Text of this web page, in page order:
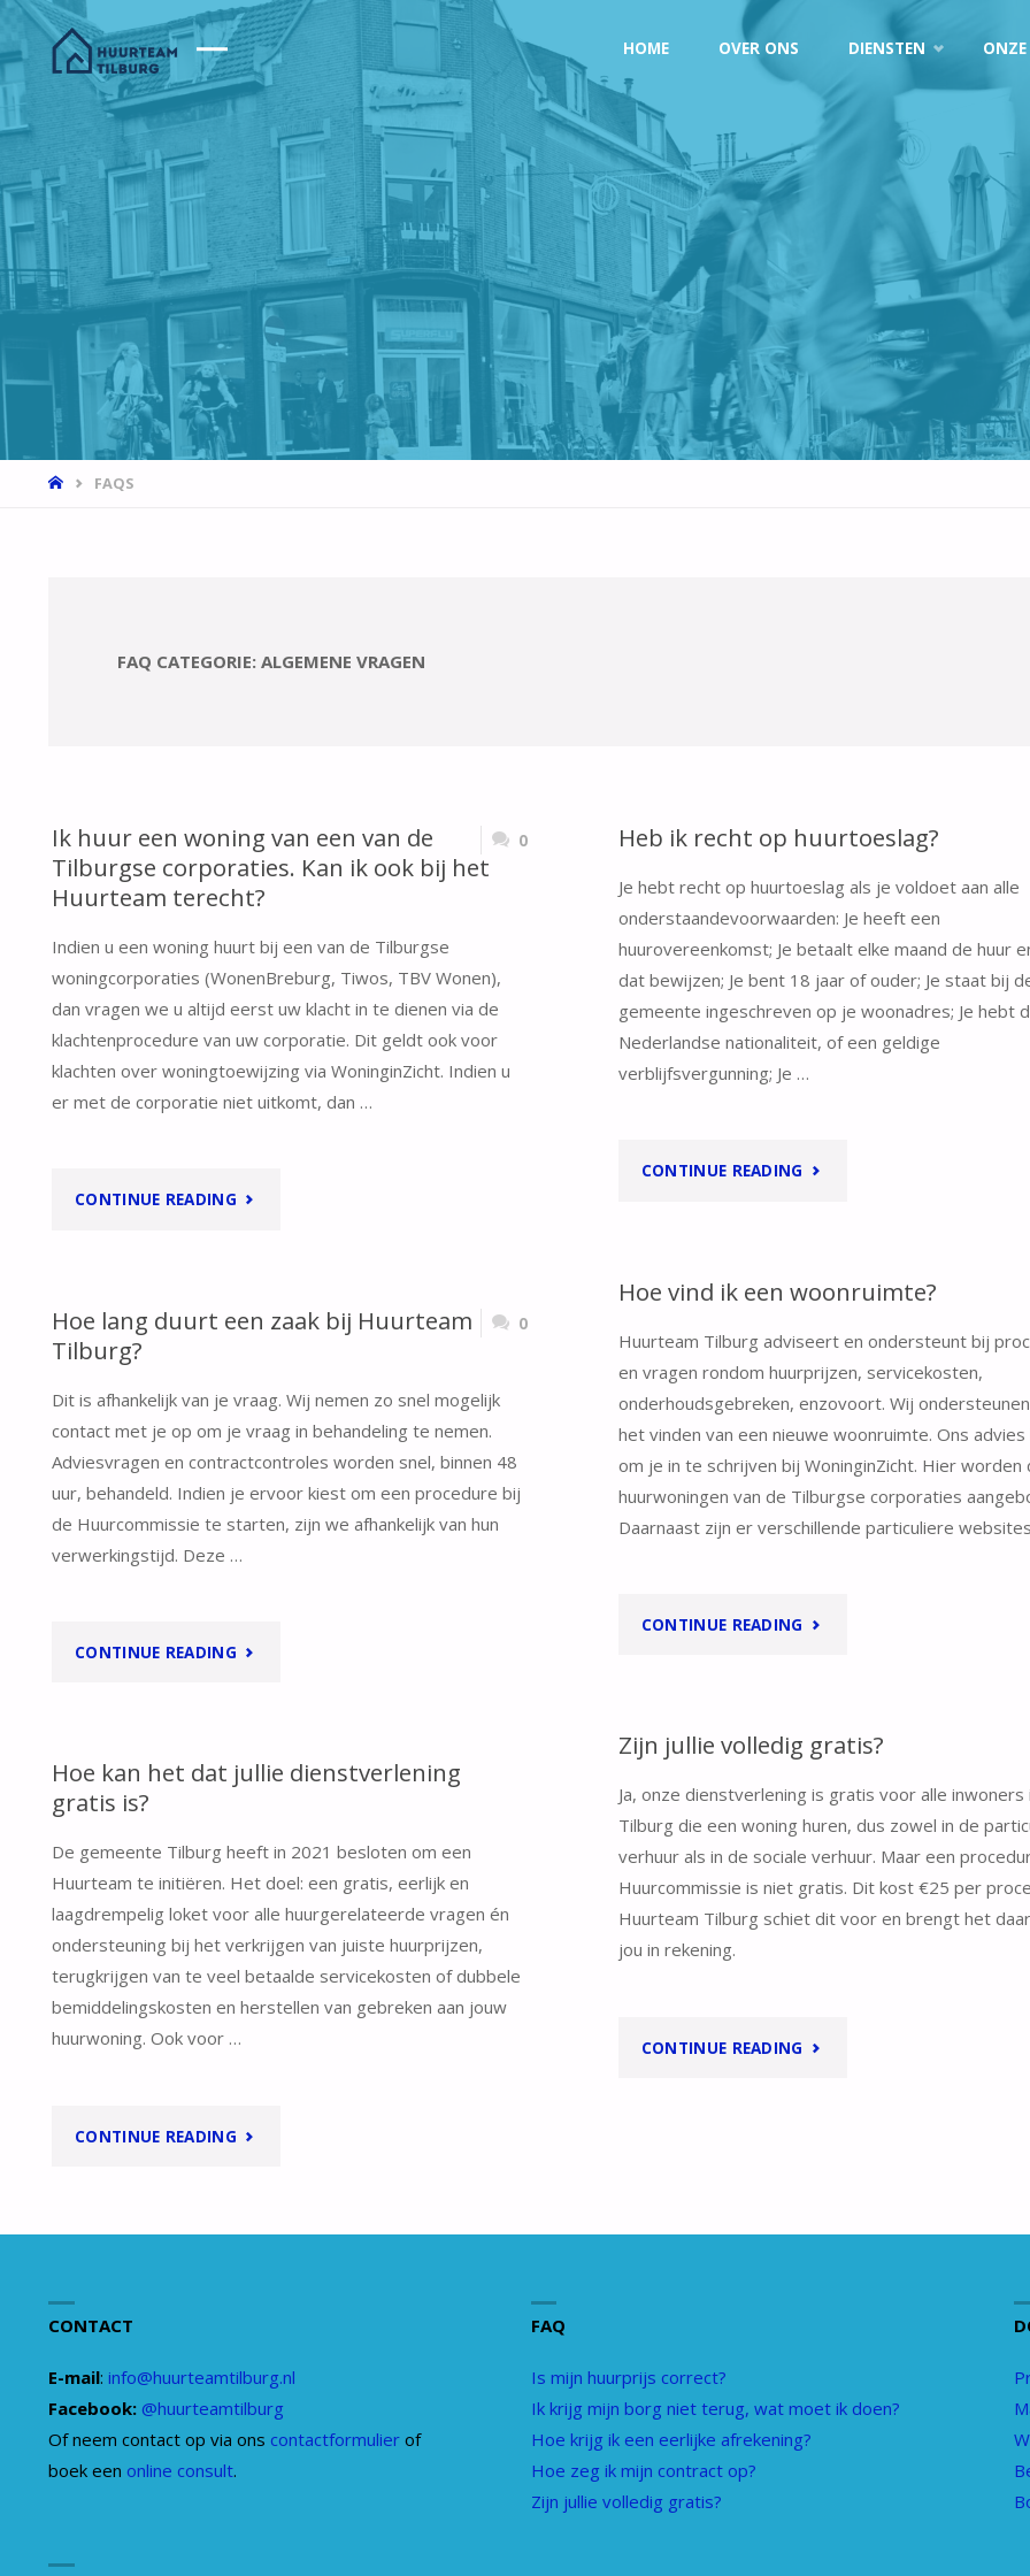
naar
inhoud
HOME OVER ONS DIENSTEN ONZE
HOMEFAQS
FAQ CATEGORIE: ALGEMENE VRAGEN
Ik huur een woning van een van de
Tilburgse corporaties. Kan ik ook bij het
Huurteam terecht?
0
Indien u een woning huurt bij een van de Tilburgse
woningcorporaties (WonenBreburg, Tiwos, TBV Wonen),
dan vragen we u altijd eerst uw klacht in te dienen via de
klachtenprocedure van uw corporatie. Dit geldt ook voor
klachten over woningtoewijzing via WoninginZicht. Indien u
er met de corporatie niet uitkomt, dan …
CONTINUE READING"IK
VAN
VAN
CORPORATIES.
BIJ
HET
HUURTEAM
TERECHT?"
Heb ik recht op huurtoeslag?
Je hebt recht op huurtoeslag als je voldoet aan alle
onderstaandevoorwaarden: Je heeft een
huurovereenkomst; Je betaalt elke maand de huur
dat bewijzen; Je bent 18 jaar of ouder; Je staat bij
gemeente ingeschreven op je woonadres; Je hebt
Nederlandse nationaliteit, of een geldige
verblijfsvergunning; Je …
CONTINUE READING "HEB
HUURTOESLAG?"
Hoe vind ik een woonruimte?
Huurteam Tilburg adviseert en ondersteunt bij
en vragen rondom huurprijzen, servicekosten,
onderhoudsgebreken, enzovoort. Wij
het vinden van een nieuwe woonruimte. Ons advies
om je in te schrijven bij WoninginZicht. Hier worden
huurwoningen van de Tilburgse corporaties
Daarnaast zijn er verschillende particuliere
CONTINUE READING "HOE
WOONRUIMTE?"
Hoe lang duurt een zaak bij Huurteam
Tilburg?
0
Dit is afhankelijk van je vraag. Wij nemen zo snel mogelijk
contact met je op om je vraag in behandeling te nemen.
Adviesvragen en contractcontroles worden snel, binnen 48
uur, behandeld. Indien je ervoor kiest om een procedure bij
de Huurcommissie te starten, zijn we afhankelijk van hun
verwerkingstijd. Deze …
CONTINUE READING"HOE
ZAAK
HUURTEAM
TILBURG?"
Zijn jullie volledig gratis?
Ja, onze dienstverlening is gratis voor alle inwoners
Tilburg die een woning huren, dus zowel in de
verhuur als in de sociale verhuur. Maar een
Huurcommissie is niet gratis. Dit kost €25 per
Huurteam Tilburg schiet dit voor en brengt het
jou in rekening.
CONTINUE READING "ZIJN
Hoe kan het dat jullie dienstverlening
gratis is?
De gemeente Tilburg heeft in 2021 besloten om een
Huurteam te initiëren. Het doel: een gratis, eerlijk en
laagdrempelig loket voor alle huurgerelateerde vragen én
ondersteuning bij het verkrijgen van juiste huurprijzen,
terugkrijgen van te veel betaalde servicekosten of dubbele
bemiddelingskosten en herstellen van gebreken aan jouw
huurwoning. Ook voor …
CONTINUE READING"HOE
HET
DIENSTVERLENING
GRATIS
CONTACT
E-mail: info@huurteamtilburg.nl
Facebook: @huurteamtilburg
Of neem contact op via ons contactformulier of
boek een online consult.
FAQ
Is mijn huurprijs correct?
Ik krijg mijn borg niet terug, wat moet ik doen?
Hoe krijg ik een eerlijke afrekening?
Hoe zeg ik mijn contract op?
Zijn jullie volledig gratis?